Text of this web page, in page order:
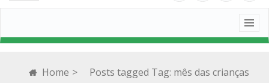
Home > Posts tagged Tag: mês das crianças